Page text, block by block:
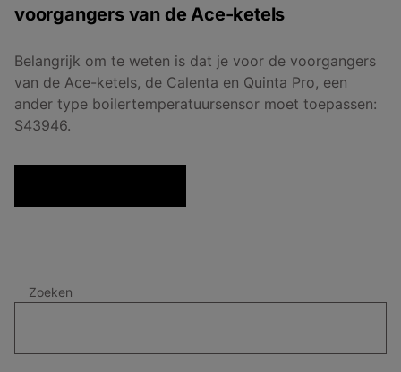
voorgangers van de Ace-ketels
Belangrijk om te weten is dat je voor de voorgangers
van de Ace-ketels, de Calenta en Quinta Pro, een
ander type boilertemperatuursensor moet toepassen:
S43946.
Zoeken